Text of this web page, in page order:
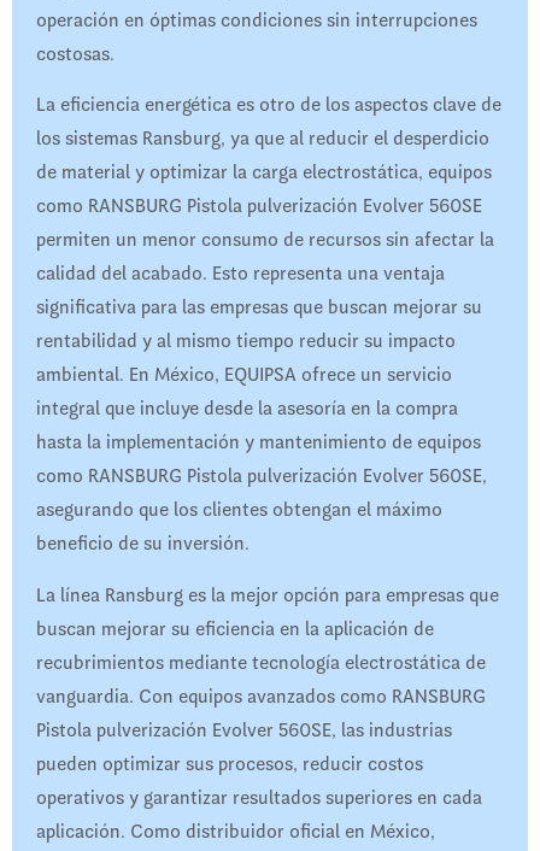
operación en óptimas condiciones sin interrupciones
costosas.
La eficiencia energética es otro de los aspectos clave de
los sistemas Ransburg, ya que al reducir el desperdicio
de material y optimizar la carga electrostática, equipos
como RANSBURG Pistola pulverización Evolver 560SE
permiten un menor consumo de recursos sin afectar la
calidad del acabado. Esto representa una ventaja
significativa para las empresas que buscan mejorar su
rentabilidad y al mismo tiempo reducir su impacto
ambiental. En México, EQUIPSA ofrece un servicio
integral que incluye desde la asesoría en la compra
hasta la implementación y mantenimiento de equipos
como RANSBURG Pistola pulverización Evolver 560SE,
asegurando que los clientes obtengan el máximo
beneficio de su inversión.
La línea Ransburg es la mejor opción para empresas que
buscan mejorar su eficiencia en la aplicación de
recubrimientos mediante tecnología electrostática de
vanguardia. Con equipos avanzados como RANSBURG
Pistola pulverización Evolver 560SE, las industrias
pueden optimizar sus procesos, reducir costos
operativos y garantizar resultados superiores en cada
aplicación. Como distribuidor oficial en México,